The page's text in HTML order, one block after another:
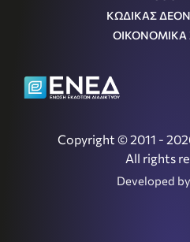
ΚΩΔΙΚΑΣ
ΟΙΚΟΝΟΜΙΚΑ
Copyright © 2011 -
All rights
Developed by